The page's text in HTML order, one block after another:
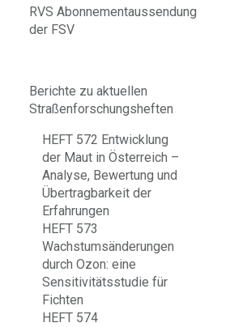
RVS Abonnementaussendung
der FSV
Berichte zu aktuellen
Straßenforschungsheften
HEFT 572 Entwicklung
der Maut in Österreich –
Analyse, Bewertung und
Übertragbarkeit der
Erfahrungen
HEFT 573
Wachstumsänderungen
durch Ozon: eine
Sensitivitätsstudie für
Fichten
HEFT 574